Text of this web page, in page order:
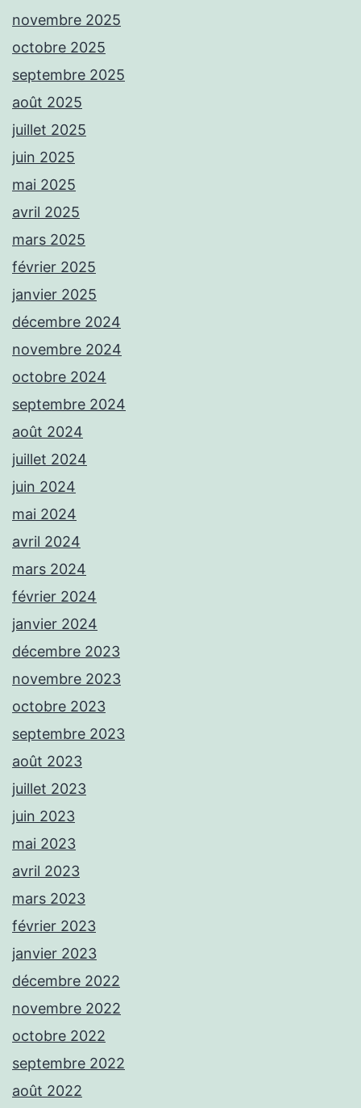
novembre 2025
octobre 2025
septembre 2025
août 2025
juillet 2025
juin 2025
mai 2025
avril 2025
mars 2025
février 2025
janvier 2025
décembre 2024
novembre 2024
octobre 2024
septembre 2024
août 2024
juillet 2024
juin 2024
mai 2024
avril 2024
mars 2024
février 2024
janvier 2024
décembre 2023
novembre 2023
octobre 2023
septembre 2023
août 2023
juillet 2023
juin 2023
mai 2023
avril 2023
mars 2023
février 2023
janvier 2023
décembre 2022
novembre 2022
octobre 2022
septembre 2022
août 2022